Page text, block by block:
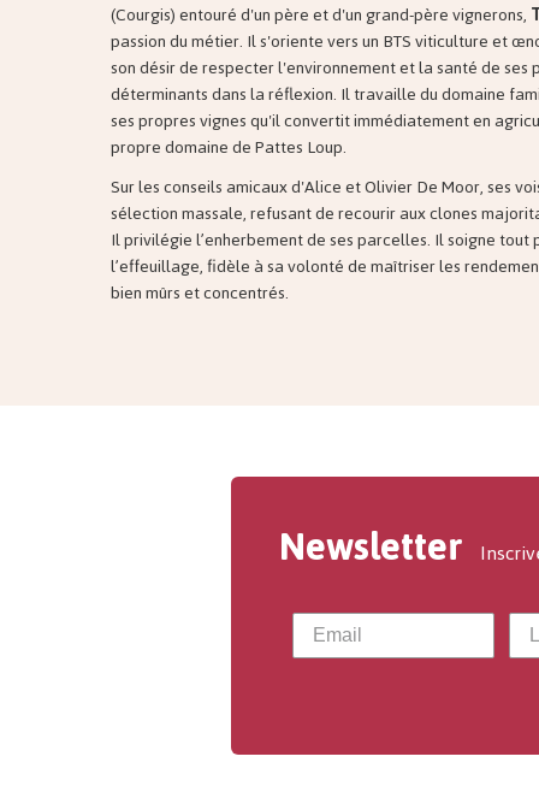
(Courgis) entouré d'un père et d'un grand-père vignerons,
passion du métier. Il s'oriente vers un BTS viticulture et
son désir de respecter l'environnement et la santé de ses
déterminants dans la réflexion. Il travaille du domaine
ses propres vignes qu'il convertit immédiatement en
propre domaine de Pattes Loup.
Sur les conseils amicaux d'Alice et Olivier De Moor, ses
sélection massale, refusant de recourir aux clones
Il privilégie l’enherbement de ses parcelles. Il soigne
l’effeuillage, fidèle à sa volonté de maîtriser les
bien mûrs et concentrés.
Newsletter